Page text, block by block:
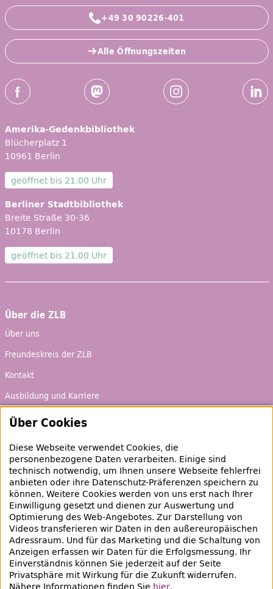
+49 30 90226-401
Alle Öffnungszeiten
Social-Media Kanäle der ZLB
Facebook Mastodon Instagram
Amerika-Gedenkbibliothek
Blücherplatz 1
10961 Berlin
geöffnet bis 21.00 Uhr
Berliner Stadtbibliothek
Breite Straße 30-36
10178 Berlin
geöffnet bis 21.00 Uhr
Über die ZLB
Über uns
Freundeskreis der ZLB
Kontakt
Ausbildung und Karriere
Ausleihen & Entdecken
Schaufenster
Empfehlungen
Bibliotheksausweis
Highlights
Veranstaltungen & Lernangebote
Veranstaltungsübersicht
Lern- und Beratungsangebote
Über Cookies
Diese Webseite verwendet Cookies, die
personenbezogene Daten verarbeiten. Einige sind
technisch notwendig, um Ihnen unsere Webseite fehlerfrei
anbieten oder ihre Datenschutz-Präferenzen speichern zu
können. Weitere Cookies werden von uns erst nach Ihrer
Einwilligung gesetzt und dienen zur Auswertung und
Optimierung desWeb-Angebotes. Zur Darstellung von
Videos transferieren wir Daten in den außereuropäischen
Adressraum. Und für das Marketing und die Schaltung von
Anzeigen erfassen wir Daten für die Erfolgsmessung. Ihr
Einverständnis können Sie jederzeit auf der Seite
Privatsphäre mit Wirkung für die Zukunft widerrufen.